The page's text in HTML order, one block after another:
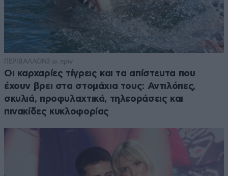
ΠΕΡΙΒΑΛΛΟΝ3 ω. πριν
Οι καρχαρίες τίγρεις και τα απίστευτα που
έχουν βρει στα στομάχια τους: Αντιλόπες,
σκυλιά, προφυλαχτικά, τηλεοράσεις και
πινακίδες κυκλοφορίας